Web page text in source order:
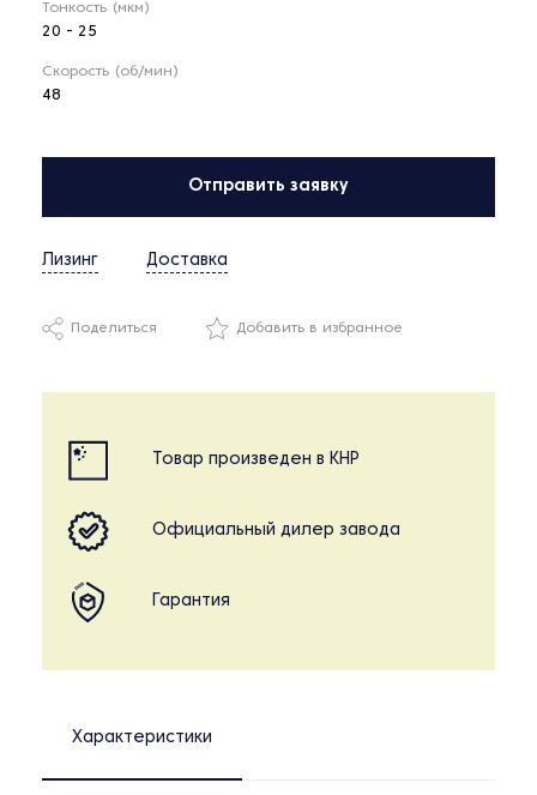
Тонкость (мкм)
20 - 25
Скорость (об/мин)
48
Отправить заявку
Лизинг Доставка
Поделиться Добавить в избранное
Товар произведен в КНР
Официальный дилер завода
Гарантия
Характеристики